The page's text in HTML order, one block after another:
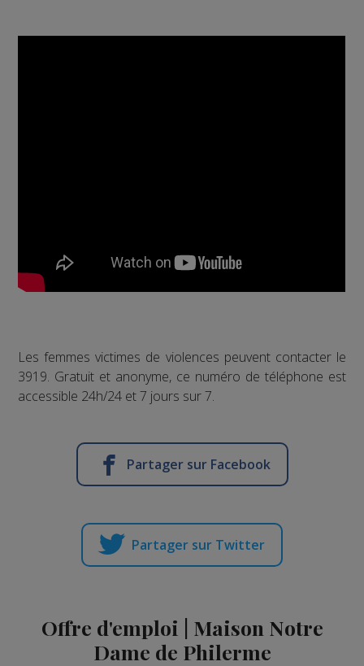
Les femmes victimes de violences peuvent contacter le
3919. Gratuit et anonyme, ce numéro de téléphone est
accessible 24h/24 et 7 jours sur 7.
Partager sur Facebook
Partager sur Twitter
Offre d'emploi | Maison Notre
Dame de Philerme